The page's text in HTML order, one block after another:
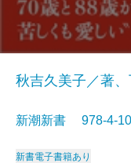
秋吉久美子／著
新潮新書 978-4-
新書電子書籍あり